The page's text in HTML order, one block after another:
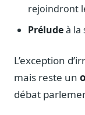
rejoindront
Préludeà la
L’exception
mais reste un
débat